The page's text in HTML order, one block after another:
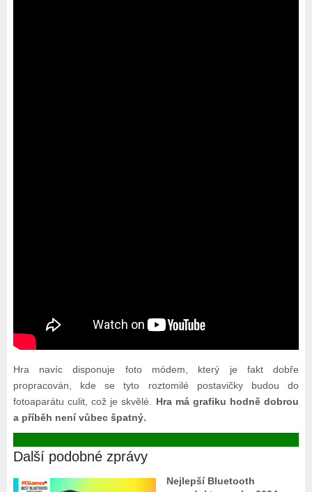
Hra navíc disponuje foto módem, který je fakt dobře
propracován, kde se tyto roztomilé postavičky budou do
fotoaparátu culit, což je skvělé. Hra má grafiku hodně dobrou
a příběh není vůbec špatný.
Další podobné zprávy
Nejlepší Bluetooth